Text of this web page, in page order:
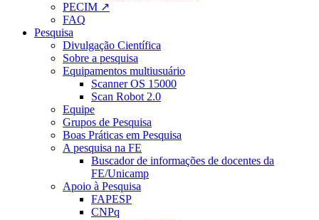
PECIM ↗
FAQ
Pesquisa
Divulgação Científica
Sobre a pesquisa
Equipamentos multiusuário
Scanner OS 15000
Scan Robot 2.0
Equipe
Grupos de Pesquisa
Boas Práticas em Pesquisa
A pesquisa na FE
Buscador de informações de docentes da
FE/Unicamp
Apoio à Pesquisa
FAPESP
CNPq